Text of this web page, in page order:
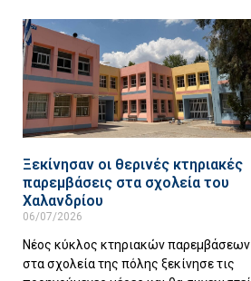
Ξεκίνησαν οι θερινές κτηριακές
παρεμβάσεις στα σχολεία του
Χαλανδρίου
06/07/2026
Νέος κύκλος κτηριακών παρεμβάσεων
στα σχολεία της πόλης ξεκίνησε τις